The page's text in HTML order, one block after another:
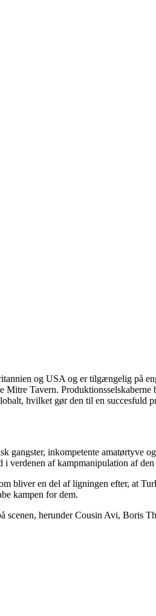
og USA og er tilgængelig på
Tavern.
hvilket gør den til en succesfuld
gangster, inkompetente amatørtyve
verdenen af kampmanipulation af
bliver en del af ligningen efter, at
kampen for dem.
herunder Cousin Avi, Boris